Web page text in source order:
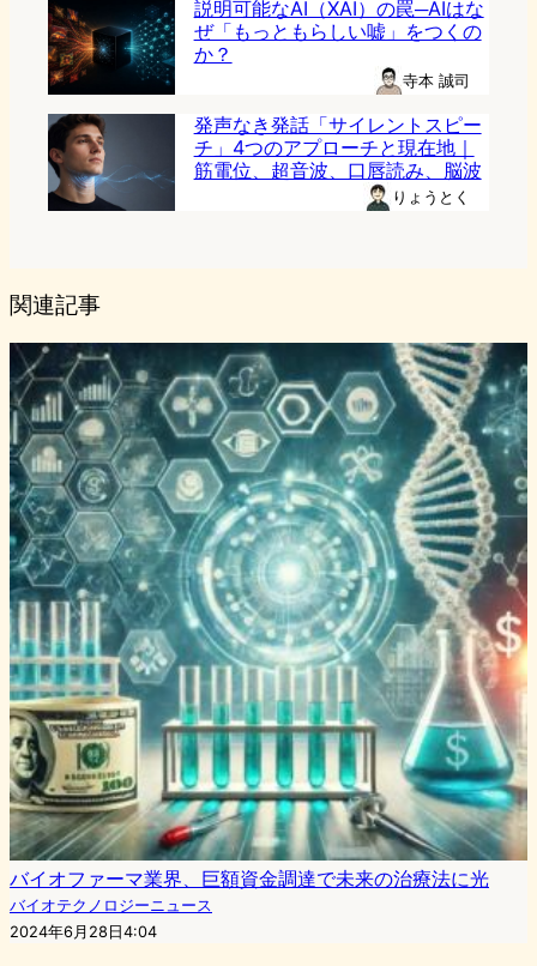
説明可能なAI（XAI）の罠─AIはな
ぜ「もっともらしい嘘」をつくの
か？
寺本 誠司
発声なき発話「サイレントスピー
チ」4つのアプローチと現在地｜
筋電位、超音波、口唇読み、脳波
りょうとく
関連記事
バイオファーマ業界、巨額資金調達で未来の治療法に光
バイオテクノロジーニュース
2024年6月28日4:04